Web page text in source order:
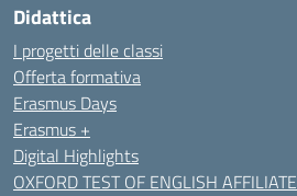
Didattica
I progetti delle classi
Offerta formativa
Erasmus Days
Erasmus +
Digital Highlights
OXFORD TEST OF ENGLISH AFFILIATE